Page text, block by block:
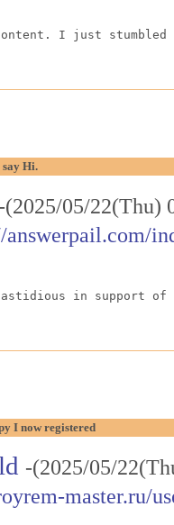
I just
say Hi.
-(2025/05/
in support of
I now registered
-(2025/05/
master.ru/